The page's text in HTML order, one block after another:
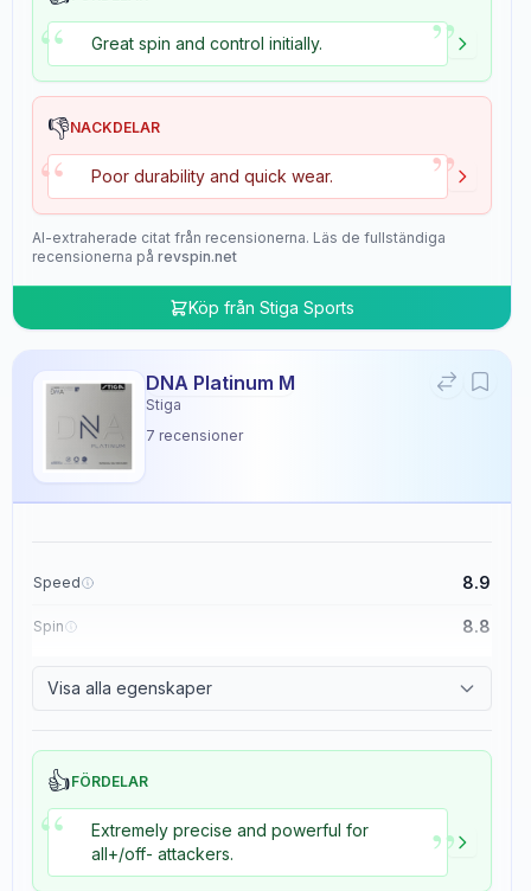
“ Great spin and control initially. ”
👎NACKDELAR
“ Poor durability and quick wear. ”
AI-extraherade citat från recensionerna. Läs de fullständiga
recensionerna på revspin.net
Köp från Stiga Sports
DNA Platinum M
Stiga
7 recensioner
Speed 8.9
Spin 8.8
Visa alla egenskaper
👍FÖRDELAR
“
Extremely precise and powerful for
all+/off- attackers.
”